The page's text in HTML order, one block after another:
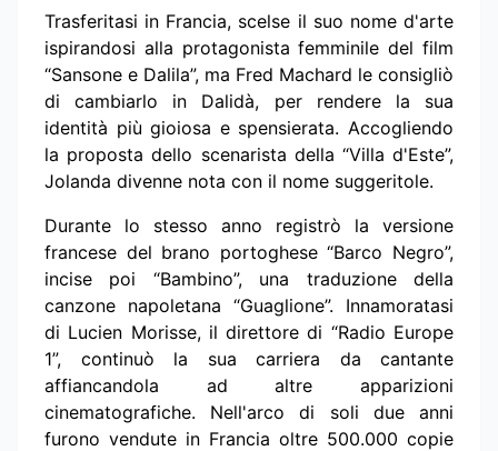
Trasferitasi in Francia, scelse il suo nome d'arte
ispirandosi alla protagonista femminile del film
“Sansone e Dalila”, ma Fred Machard le consigliò
di cambiarlo in Dalidà, per rendere la sua
identità più gioiosa e spensierata. Accogliendo
la proposta dello scenarista della “Villa d'Este”,
Jolanda divenne nota con il nome suggeritole.
Durante lo stesso anno registrò la versione
francese del brano portoghese “Barco Negro”,
incise poi “Bambino”, una traduzione della
canzone napoletana “Guaglione”. Innamoratasi
di Lucien Morisse, il direttore di “Radio Europe
1”, continuò la sua carriera da cantante
affiancandola ad altre apparizioni
cinematografiche. Nell'arco di soli due anni
furono vendute in Francia oltre 500.000 copie